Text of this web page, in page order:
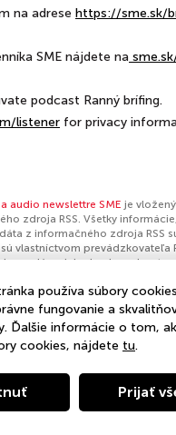
na adrese ⁠⁠⁠⁠⁠⁠⁠⁠⁠⁠⁠⁠⁠⁠⁠⁠⁠⁠⁠⁠⁠⁠⁠⁠⁠⁠⁠⁠⁠⁠⁠⁠⁠⁠⁠⁠⁠⁠⁠⁠⁠⁠⁠⁠⁠⁠⁠⁠⁠⁠⁠⁠⁠⁠⁠⁠⁠⁠⁠⁠⁠⁠⁠⁠⁠⁠⁠⁠⁠⁠⁠⁠⁠⁠⁠⁠⁠⁠⁠⁠⁠https://sme.sk/
SME nájdete na
podcast Ranný brífing.
listener for privacy
audio newslettre SME je
zdroja RSS. Všetky
z informačného zdroja RSS
vlastníctvom prevádzkovateľa
za ich obsah
tvoj podcast a chceš získať
používa súbory
fungovanie a
Ďalšie informácie o tom,
cookies, nájdete tu.
Prijať